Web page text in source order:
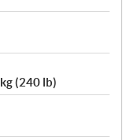
(240 lb)